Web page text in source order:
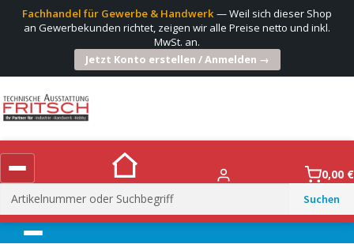
Fachhandel für Gewerbe & Handwerk— Weil sich dieser Shop
an Gewerbekunden richtet, zeigen wir alle Preise netto und inkl.
MwSt. an.
Jetzt Konto erstellen / Anmelden →
Suchen
nach:
0,00 €
Menü